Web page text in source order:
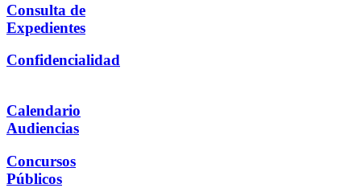
Consulta de
Expedientes
Confidencialidad
Calendario
Audiencias
Concursos
Públicos